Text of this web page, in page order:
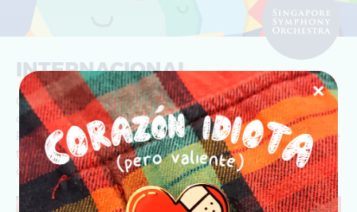
INTERNACIONAL
Gracias a mis redes sociales he tenido la oportunidad de
colaborar con empresas en Sudafrica, Australia, Suecia,
Reino Unido y Latinoamérica, la última empresa con la que
trabajé fue laOrquesta Sinfónica de Singapur, donde
diseñé el arte para el concierto. Carnival of the Animals.